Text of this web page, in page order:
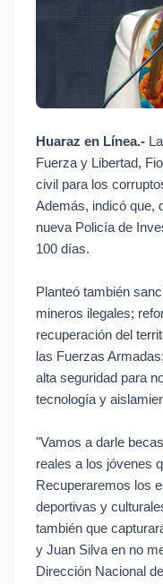
Huaraz en Línea.-
Fuerza y Libertad,
civil para los
Además, indicó que,
nueva Policía de
100 días.
Planteó también
mineros ilegales;
recuperación del
las Fuerzas
alta seguridad para
tecnología y
"Vamos a darle
reales a los jóvenes
Recuperaremos los
deportivas y
también que
y Juan Silva en no
Dirección Nacional